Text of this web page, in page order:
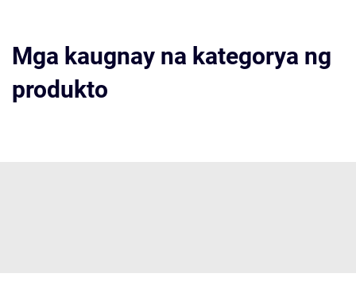
Mga kaugnay na kategorya ng
produkto